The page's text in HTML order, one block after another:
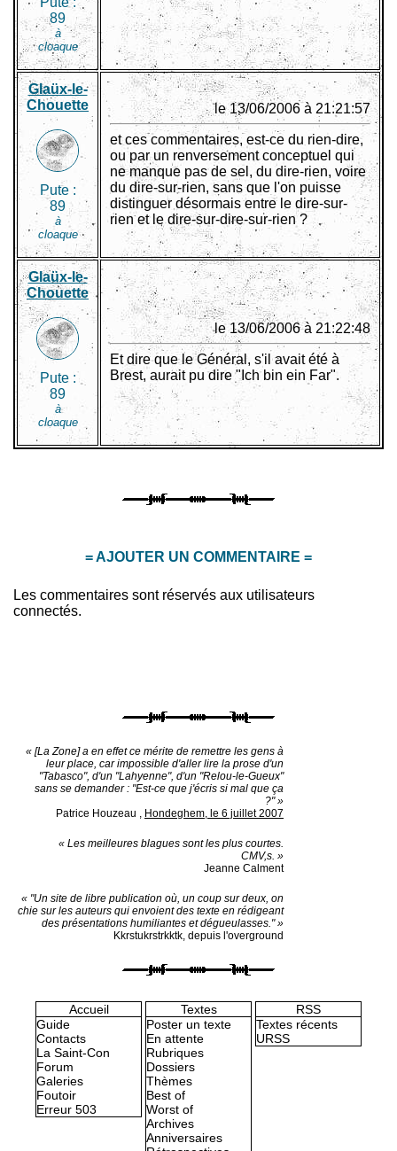
89
à
cloaque
Glaüx-le-
Chouette
Pute :
89
à
cloaque
le 13/06/2006 à 21:21:57
et ces commentaires, est-ce du rien-dire,
ou par un renversement conceptuel qui
ne manque pas de sel, du dire-rien, voire
du dire-sur-rien, sans que l'on puisse
distinguer désormais entre le dire-sur-
rien et le dire-sur-dire-sur-rien ?
Glaüx-le-
Chouette
Pute :
89
à
cloaque
le 13/06/2006 à 21:22:48
Et dire que le Général, s'il avait été à
Brest, aurait pu dire "Ich bin ein Far".
= AJOUTER UN COMMENTAIRE =
Les commentaires sont réservés aux utilisateurs
connectés.
« [La Zone] a en effet ce mérite de remettre les gens à
leur place, car impossible d'aller lire la prose d'un
"Tabasco", d'un "Lahyenne", d'un "Relou-le-Gueux"
sans se demander : "Est-ce que j'écris si mal que ça
?" »
Patrice Houzeau , Hondeghem, le 6 juillet 2007
« Les meilleures blagues sont les plus courtes.
CMV,s. »
Jeanne Calment
« "Un site de libre publication où, un coup sur deux, on
chie sur les auteurs qui envoient des texte en rédigeant
des présentations humiliantes et dégueulasses." »
Kkrstukrstrkktk, depuis l'overground
Accueil
Guide
Contacts
La Saint-Con
Forum
Galeries
Foutoir
Erreur 503
Textes
Poster un texte
En attente
Rubriques
Dossiers
Thèmes
Best of
Worst of
Archives
Anniversaires
RSS
Textes récents
URSS